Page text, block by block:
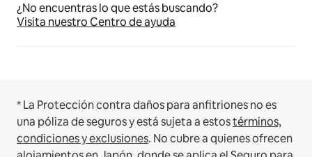
¿No encuentras lo que estás buscando?
Visita nuestro Centro de ayuda
* La Protección contra daños para anfitriones no es
una póliza de seguros y está sujeta a estostérminos,
condiciones y exclusiones. No cubre a quienes ofrecen